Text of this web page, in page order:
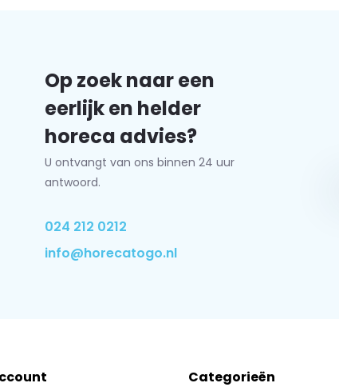
Op zoek naar een
eerlijk en helder
horeca advies?
U ontvangt van ons binnen 24 uur
antwoord.
024 212 0212
info@horecatogo.nl
Categorieën